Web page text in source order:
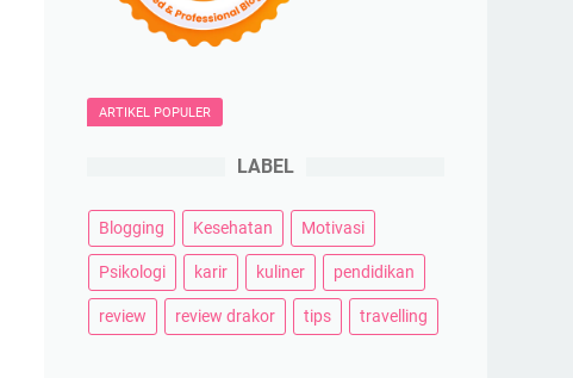
ARTIKEL POPULER
LABEL
Blogging Kesehatan Motivasi
Psikologi karir kuliner pendidikan
review review drakor tips travelling